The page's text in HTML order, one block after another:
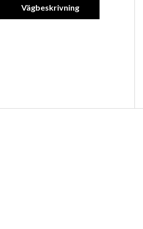
Vägbeskrivning